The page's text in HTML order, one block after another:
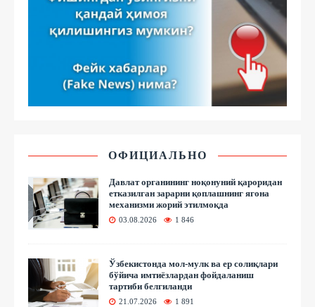
ОФИЦИАЛЬНО
Давлат органининг ноқонуний қароридан
етказилган зарарни қоплашнинг ягона
механизми жорий этилмоқда
03.08.2026 1 846
Ўзбекистонда мол-мулк ва ер солиқлари
бўйича имтиёзлардан фойдаланиш
тартиби белгиланди
21.07.2026 1 891